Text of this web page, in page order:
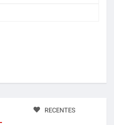
RECENTES